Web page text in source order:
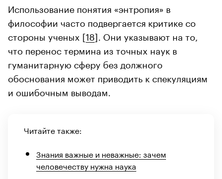
Использование понятия «энтропия» в
философии часто подвергается критике со
стороны ученых [18]. Они указывают на то,
что перенос термина из точных наук в
гуманитарную сферу без должного
обоснования может приводить к спекуляциям
и ошибочным выводам.
Читайте также:
Знания важные и неважные: зачем
человечеству нужна наука